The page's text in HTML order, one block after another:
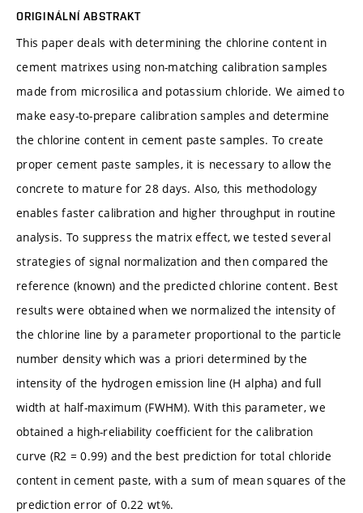
ORIGINÁLNÍ ABSTRAKT
This paper deals with determining the chlorine content in
cement matrixes using non-matching calibration samples
made from microsilica and potassium chloride. We aimed to
make easy-to-prepare calibration samples and determine
the chlorine content in cement paste samples. To create
proper cement paste samples, it is necessary to allow the
concrete to mature for 28 days. Also, this methodology
enables faster calibration and higher throughput in routine
analysis. To suppress the matrix effect, we tested several
strategies of signal normalization and then compared the
reference (known) and the predicted chlorine content. Best
results were obtained when we normalized the intensity of
the chlorine line by a parameter proportional to the particle
number density which was a priori determined by the
intensity of the hydrogen emission line (H alpha) and full
width at half-maximum (FWHM). With this parameter, we
obtained a high-reliability coefficient for the calibration
curve (R2 = 0.99) and the best prediction for total chloride
content in cement paste, with a sum of mean squares of the
prediction error of 0.22 wt%.